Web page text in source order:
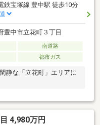
鉄宝塚線 豊中駅 徒歩10分
豊中市立花町３丁目
南道路
都市ガス
静な「立花町」エリアに
4,980万円